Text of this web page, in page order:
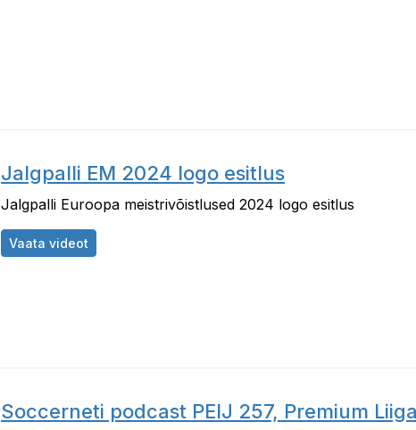
Jalgpalli EM 2024 logo esitlus
Jalgpalli Euroopa meistrivõistlused 2024 logo esitlus
Vaata videot
Soccerneti podcast PEIJ 257, Premium